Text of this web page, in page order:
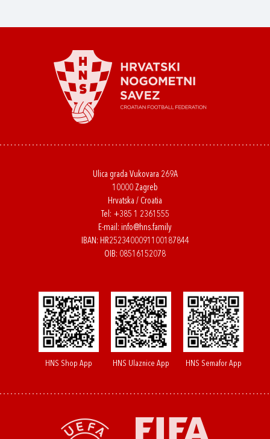
Ulica grada Vukovara 269A
10000 Zagreb
Hrvatska / Croatia
Tel: +385 1 2361555
E-mail: info@hns.family
IBAN: HR2523400091100187844
OIB: 08516152078
HNS Shop App HNS Ulaznice App HNS Semafor App